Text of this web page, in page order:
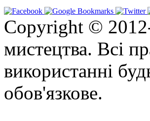
Copyright ©
мистецтва. Всі
використанні
обов'язкове.